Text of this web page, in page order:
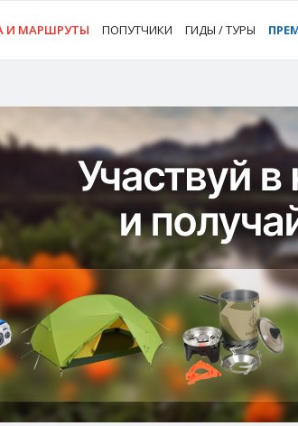
И МАРШРУТЫ ПОПУТЧИКИ ГИДЫ / ТУРЫ